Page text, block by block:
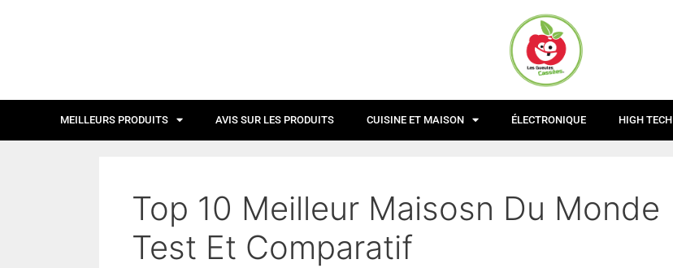
MEILLEURS PRODUITS AVIS SUR LES PRODUITS CUISINE ET MAISON ÉLECTRONIQUE HIGH TECH
Top 10 Meilleur Maisosn Du Monde
Test Et Comparatif